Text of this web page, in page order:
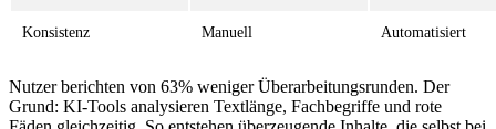
Konsistenz Manuell Automatisiert
Nutzer berichten von 63% weniger Überarbeitungsrunden. Der
Grund: KI-Tools analysieren Textlänge, Fachbegriffe und rote